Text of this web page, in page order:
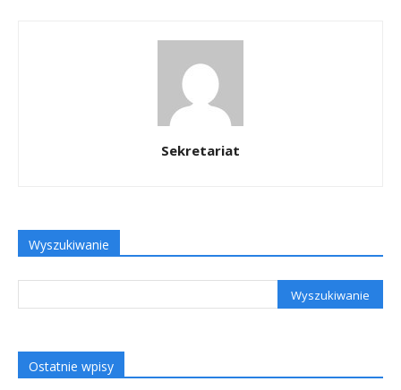
Sekretariat
Wyszukiwanie
Ostatnie wpisy